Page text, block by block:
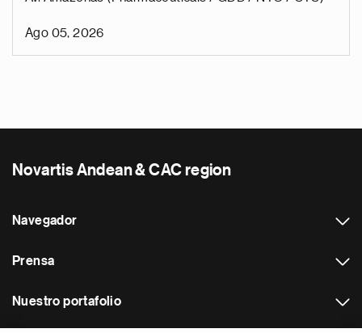
Ago 05, 2026
Novartis Andean & CAC region
Navegador
Prensa
Nuestro portafolio